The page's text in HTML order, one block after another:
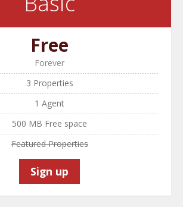
Free
Forever
3 Properties
1 Agent
500 MB Free space
Featured Properties
Sign up